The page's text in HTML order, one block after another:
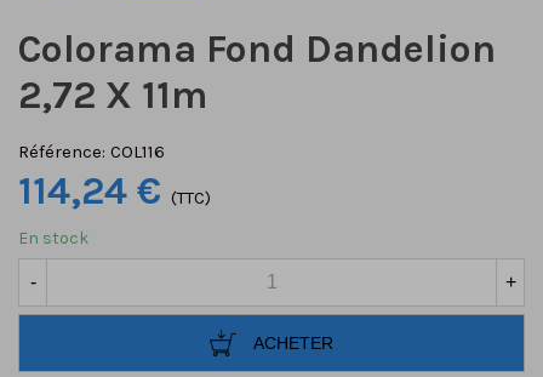
Colorama Fond Dandelion
2,72 X 11m
Référence: COL116
114,24 € (TTC)
En stock
- +
ACHETER